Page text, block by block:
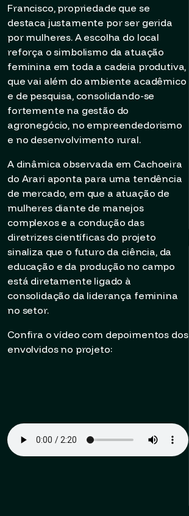
Francisco, propriedade que se
destaca justamente por ser gerida
por mulheres. A escolha do local
reforça o simbolismo da atuação
feminina em toda a cadeia produtiva,
que vai além do ambiente acadêmico
e de pesquisa, consolidando-se
fortemente na gestão do
agronegócio, no empreendedorismo
e no desenvolvimento rural.
A dinâmica observada em Cachoeira
do Arari aponta para uma tendência
de mercado, em que a atuação de
mulheres diante de manejos
complexos e a condução das
diretrizes científicas do projeto
sinaliza que o futuro da ciência, da
educação e da produção no campo
está diretamente ligado à
consolidação da liderança feminina
no setor.
Confira o vídeo com depoimentos dos
envolvidos no projeto: